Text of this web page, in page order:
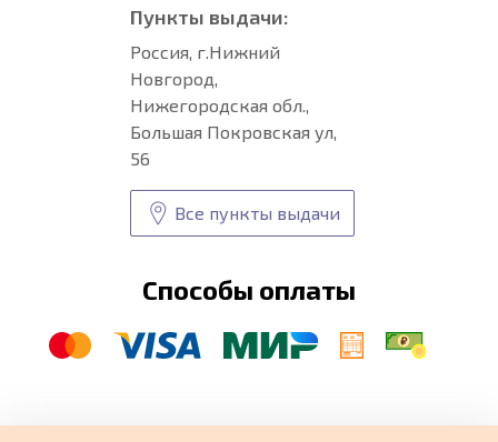
Пункты выдачи:
Россия, г.Нижний
Новгород,
Нижегородская обл.,
Большая Покровская ул,
56
Все пункты выдачи
Способы оплаты